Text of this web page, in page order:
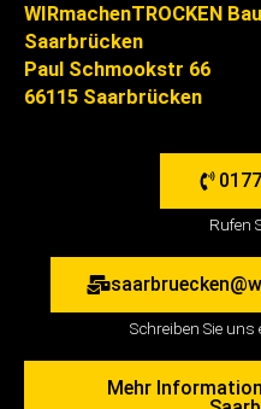
WIRmachenTROCKEN
Saarbrücken
Paul Schmookstr 66
66115 Saarbrücken
Rufen
Schreiben Sie
Mehr